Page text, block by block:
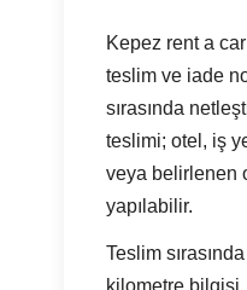
Kepez rent a
teslim ve iade
sırasında
teslimi; otel, iş
veya belirlenen
yapılabilir.
Teslim
kilometre